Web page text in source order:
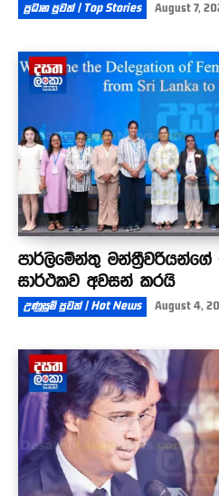
ප්‍රධාන පුවත් | Top Stories August 7,
පාර්ලිමේන්තු
සාර්ථකව අවසන් කරයි
උණුසුම් පුවත් | Hot News August 4,